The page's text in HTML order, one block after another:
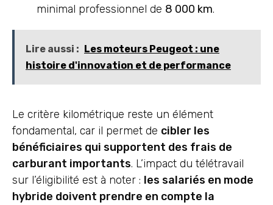
minimal professionnel de 8 000 km.
Lire aussi : Les moteurs Peugeot : une
histoire d'innovation et de performance
Le critère kilométrique reste un élément
fondamental, car il permet de cibler les
bénéficiaires qui supportent des frais de
carburant importants. L’impact du télétravail
sur l’éligibilité est à noter : les salariés en mode
hybride doivent prendre en compte la